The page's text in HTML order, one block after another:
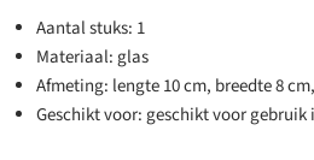
Aantal stuks: 1
Materiaal: glas
Afmeting: lengte 10 cm, breedte 8
Geschikt voor: geschikt voor gebruik